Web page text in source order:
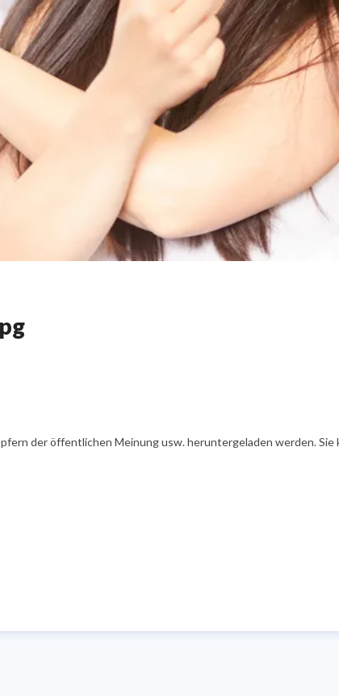
der öffentlichen Meinung usw. heruntergeladen werden.